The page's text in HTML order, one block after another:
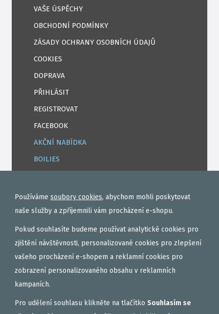
VAŠE ÚSPĚCHY
OBCHODNÍ PODMÍNKY
ZÁSADY OCHRANY OSOBNÍCH ÚDAJŮ
COOKIES
DOPRAVA
PŘIHLÁSIT
REGISTROVAT
FACEBOOK
AKČNÍ NABÍDKA
BOILIES
TEKUTÉ
OBALOVAČKY
VAŘENÝ PARTIKL
BIŽUTERIE NA MONTÁŽE
DÁRKOVÝ POUKAZ, DÁRKOVÁ KAZETA
AKČNÍ SETY
Používáme soubory cookies, abychom mohli poskytovat
naše služby a zpříjemnili vám procházení e-shopu.
Pokud souhlasíte budeme používat analytické cookies pro
zjištění návštěvnosti, personalizované cookies pro zlepšení
vašeho procházení e-shopem a reklamní cookies pro
zobrazení personalizovaného obsahu v reklamních
kampaních.
Pro udělení souhlasu klikněte na tlačítko Souhlasím se